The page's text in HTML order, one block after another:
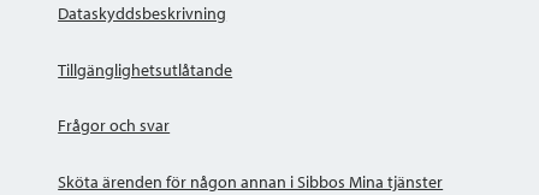
Dataskyddsbeskrivning
Tillgänglighetsutlåtande
Frågor och svar
Sköta ärenden för någon annan i Sibbos Mina tjänster